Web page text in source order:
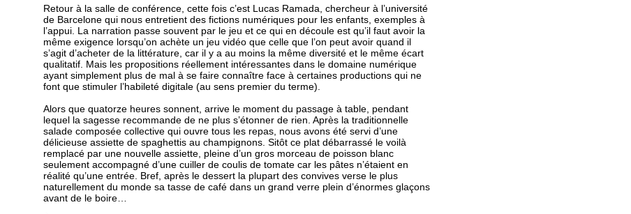
Retour à la salle de conférence, cette fois c’est Lucas Ramada, chercheur à l’université
de Barcelone qui nous entretient des fictions numériques pour les enfants, exemples à
l’appui. La narration passe souvent par le jeu et ce qui en découle est qu’il faut avoir la
même exigence lorsqu’on achète un jeu vidéo que celle que l’on peut avoir quand il
s’agit d’acheter de la littérature, car il y a au moins la même diversité et le même écart
qualitatif. Mais les propositions réellement intéressantes dans le domaine numérique
ayant simplement plus de mal à se faire connaître face à certaines productions qui ne
font que stimuler l’habileté digitale (au sens premier du terme).
Alors que quatorze heures sonnent, arrive le moment du passage à table, pendant
lequel la sagesse recommande de ne plus s’étonner de rien. Après la traditionnelle
salade composée collective qui ouvre tous les repas, nous avons été servi d’une
délicieuse assiette de spaghettis au champignons. Sitôt ce plat débarrassé le voilà
remplacé par une nouvelle assiette, pleine d’un gros morceau de poisson blanc
seulement accompagné d’une cuiller de coulis de tomate car les pâtes n’étaient en
réalité qu’une entrée. Bref, après le dessert la plupart des convives verse le plus
naturellement du monde sa tasse de café dans un grand verre plein d’énormes glaçons
avant de le boire…